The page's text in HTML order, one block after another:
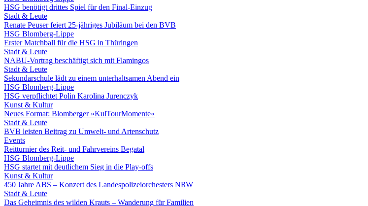
HSG benötigt drittes Spiel für den Final-Einzug
Stadt & Leute
Renate Peuser feiert 25-jähriges Jubiläum bei den BVB
HSG Blomberg-Lippe
Erster Matchball für die HSG in Thüringen
Stadt & Leute
NABU-Vortrag beschäftigt sich mit Flamingos
Stadt & Leute
Sekundarschule lädt zu einem unterhaltsamen Abend ein
HSG Blomberg-Lippe
HSG verpflichtet Polin Karolina Jurenczyk
Kunst & Kultur
Neues Format: Blomberger »KulTourMomente«
Stadt & Leute
BVB leisten Beitrag zu Umwelt- und Artenschutz
Events
Reitturnier des Reit- und Fahrvereins Begatal
HSG Blomberg-Lippe
HSG startet mit deutlichem Sieg in die Play-offs
Kunst & Kultur
450 Jahre ABS – Konzert des Landespolizeiorchesters NRW
Stadt & Leute
Das Geheimnis des wilden Krauts – Wanderung für Familien